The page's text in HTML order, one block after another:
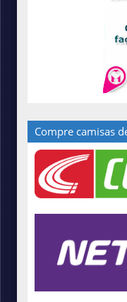
Compre camisas